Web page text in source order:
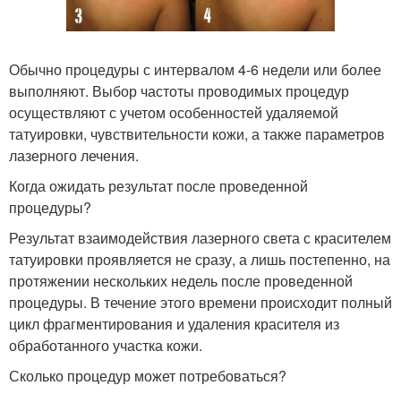
Обычно процедуры с интервалом 4-6 недели или более
выполняют. Выбор частоты проводимых процедур
осуществляют с учетом особенностей удаляемой
татуировки, чувствительности кожи, а также параметров
лазерного лечения.
Когда ожидать результат после проведенной
процедуры?
Результат взаимодействия лазерного света с красителем
татуировки проявляется не сразу, а лишь постепенно, на
протяжении нескольких недель после проведенной
процедуры. В течение этого времени происходит полный
цикл фрагментирования и удаления красителя из
обработанного участка кожи.
Сколько процедур может потребоваться?